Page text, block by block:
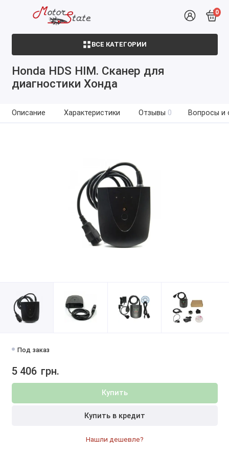
0
ВСЕ КАТЕГОРИИ
Honda HDS HIM. Сканер для
диагностики Хонда
Описание Характеристики Отзывы 0 Вопросы и
Под заказ
5 406 грн.
Купить
Купить в кредит
Нашли дешевле?